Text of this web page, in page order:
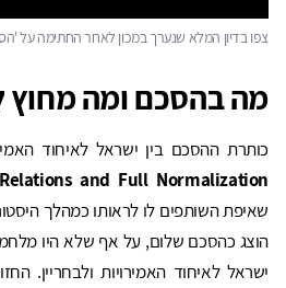
צפו בדיון המלא שנערך במכון לאחר החתימה על
מה בהסכם ומה מחוץ
כותרת ההסכם בין ישראל לאיחוד
and Full Normalization
שאיפת השותפים לו לראותו כמהלך
הוצג כהסכם שלום, על אף שלא היו
ישראל לאיחוד האמירויות ולבחריין.